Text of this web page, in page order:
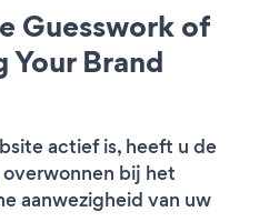
Guesswork of
Your Brand
actief is, heeft u de
bij het
aanwezigheid van uw